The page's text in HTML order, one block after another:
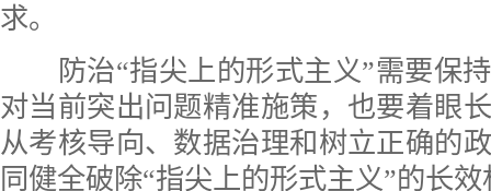
求。
防治“指尖上的形式主义”需要保持
对当前突出问题精准施策，也要着眼
从考核导向、数据治理和树立正确的
同健全破除“指尖上的形式主义”的长